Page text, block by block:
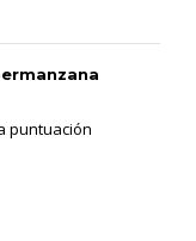
puntuación